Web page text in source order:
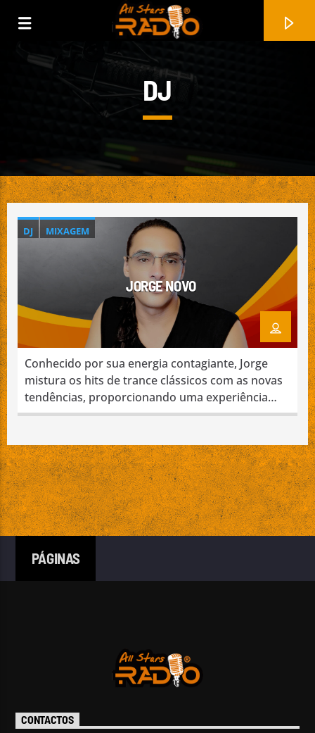
TURNING STONES (MIND AGAINST REMIX)
CHRISTOPHER M. TAYLOR
Emissão da All Stars Radio
DJ
DJ MIXAGEM
JORGE NOVO
Conhecido por sua energia contagiante, Jorge
mistura os hits de trance clássicos com as novas
tendências, proporcionando uma experiência
auditiva vibrante.
PÁGINAS
CONTACTOS